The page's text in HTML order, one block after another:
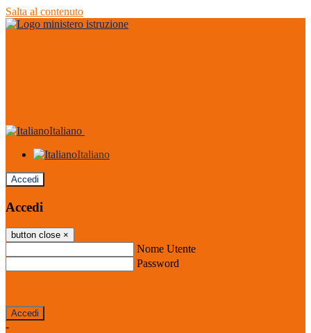
Salta al contenuto
Italiano
Italiano
Accedi
Accedi
button close ×
Nome Utente
Password
-